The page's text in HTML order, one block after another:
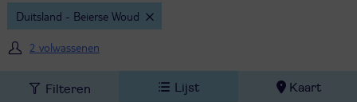
Duitsland - Beierse Woud
2 volwassenen
Filteren Lijst Kaart